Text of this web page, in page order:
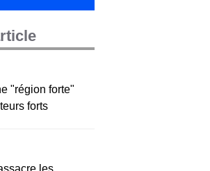
"région forte"
forts
les